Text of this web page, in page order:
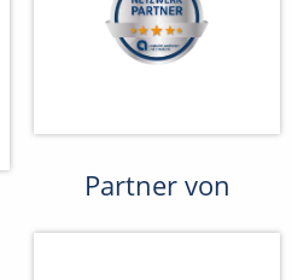
Partner von